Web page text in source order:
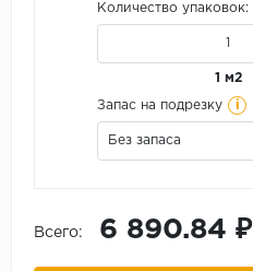
Количество упаковок:
1 м2
Запас на подрезку i
Без запаса
Всего: 6 890.84 ₽